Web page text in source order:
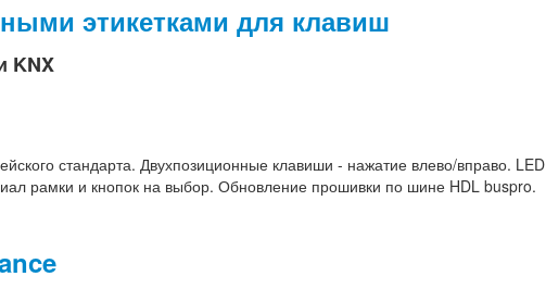
этикетками для клавиш
KNX
стандарта. Двухпозиционные клавиши - нажатие влево/вправо. LED
рамки и кнопок на выбор. Обновление прошивки по шине HDL buspro.